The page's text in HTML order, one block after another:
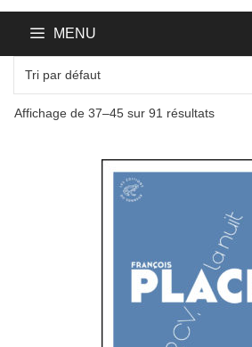
MENU
Affichage de 37–45 sur 91 résultats